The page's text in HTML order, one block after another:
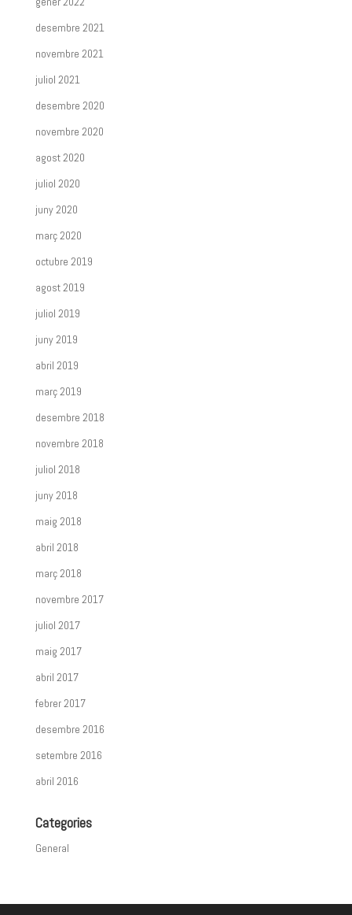
desembre 2021
novembre 2021
juliol 2021
desembre 2020
novembre 2020
agost 2020
juliol 2020
juny 2020
març 2020
octubre 2019
agost 2019
juliol 2019
juny 2019
abril 2019
març 2019
desembre 2018
novembre 2018
juliol 2018
juny 2018
maig 2018
abril 2018
març 2018
novembre 2017
juliol 2017
maig 2017
abril 2017
febrer 2017
desembre 2016
setembre 2016
abril 2016
Categories
General